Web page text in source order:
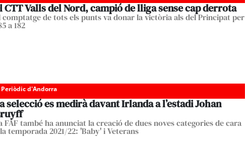
CTT Valls del Nord, campió de lliga sense cap derrota
comptatge de tots els punts va donar la victòria als del Principat per
a 182
Periòdic d'Andorra
selecció es medirà davant Irlanda a l’estadi Johan
FAF també ha anunciat la creació de dues noves categories de cara
temporada 2021/22: 'Baby' i Veterans